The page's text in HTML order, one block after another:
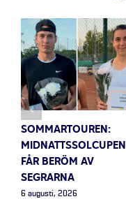
SOMMARTOUREN:
MIDNATTSSOLCUPEN
FÅR BERÖM AV
SEGRARNA
6 augusti, 2026